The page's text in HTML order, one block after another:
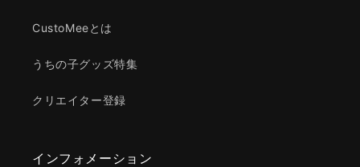
CustoMeeとは
うちの子グッズ特集
クリエイター登録
インフォメーション